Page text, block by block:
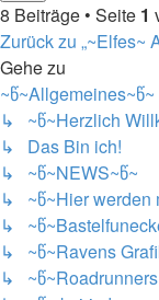
8 Beiträge • Seite 1
Zurück zu „~Elfes~
Gehe zu
~წ~Allgemeines~წ~
↳ ~წ~Herzlich
↳ Das Bin ich!
↳ ~წ~NEWS~წ~
↳ ~წ~Hier werden
↳
↳ ~წ~Ravens
↳